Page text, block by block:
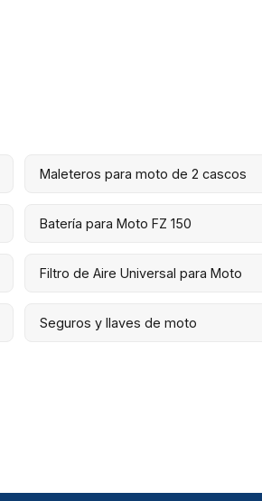
Maleteros para moto de 2 cascos
Batería para Moto FZ 150
Filtro de Aire Universal para Moto
Seguros y llaves de moto